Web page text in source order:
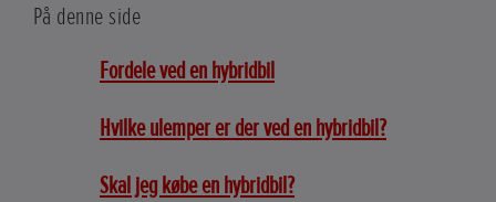
På denne side
Fordele ved en hybridbil
Hvilke ulemper er der ved en hybridbil?
Skal jeg købe en hybridbil?